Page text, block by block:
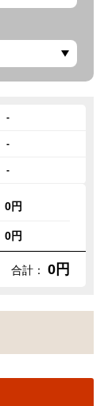
-
-
-
0円
0円
合計： 0円